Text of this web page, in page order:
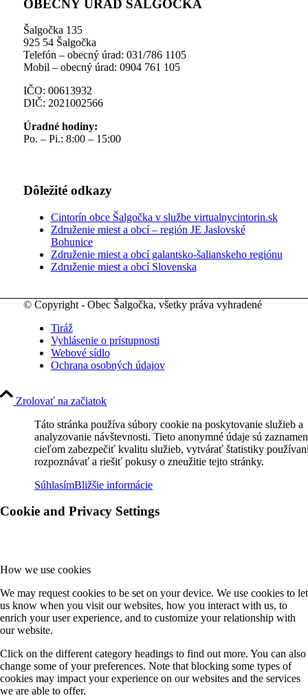
OBECNÝ ÚRAD ŠALGOČKA
Šalgočka 135
925 54 Šalgočka
Telefón – obecný úrad: 031/786 1105
Mobil – obecný úrad: 0904 761 105
IČO: 00613932
DIČ: 2021002566
Úradné hodiny:
Po. – Pi.: 8:00 – 15:00
Dôležité odkazy
Cintorín obce Šalgočka v službe virtualnycintorin.sk
Združenie miest a obcí – región JE Jaslovské
Bohunice
Združenie miest a obcí galantsko-šalianskeho regiónu
Združenie miest a obcí Slovenska
© Copyright - Obec Šalgočka, všetky práva vyhradené
Tiráž
Vyhlásenie o prístupnosti
Webové sídlo
Ochrana osobných údajov
Zrolovať na začiatok
Táto stránka používa súbory cookie na poskytovanie služieb a
analyzovanie návštevnosti. Tieto anonymné údaje sú
cieľom zabezpečiť kvalitu služieb, vytvárať štatistiky
rozpoznávať a riešiť pokusy o zneužitie tejto stránky.
SúhlasímBližšie informácie
Cookie and Privacy Settings
How we use cookies
We may request cookies to be set on your device. We use cookies to let
us know when you visit our websites, how you interact with us, to
enrich your user experience, and to customize your relationship with
our website.
Click on the different category headings to find out more. You can also
change some of your preferences. Note that blocking some types of
cookies may impact your experience on our websites and the services
we are able to offer.